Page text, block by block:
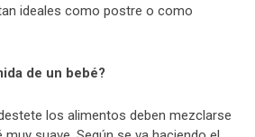
ideales como postre o como
de un bebé?
los alimentos deben mezclarse